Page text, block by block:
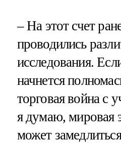
– На этот счет
проводились
исследования.
начнется
торговая война с
я думаю, мировая
может